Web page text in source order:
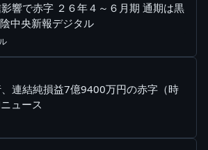
響で赤字 ２６年４～６月期 通期は黒
中央新報デジタル
、連結純損益7億9400万円の赤字（時
ュース